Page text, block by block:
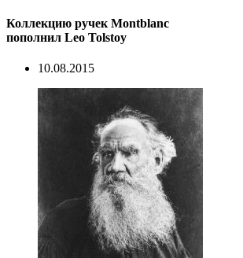
Коллекцию ручек Montblanc
пополнил Leo Tolstoy
10.08.2015